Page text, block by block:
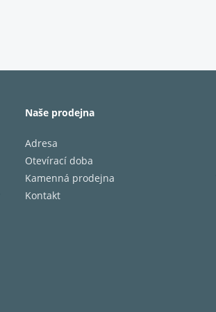
Model
modelové označení 43A6K
série A6K
Naše prodejna
Adresa
Otevírací doba
Kamenná prodejna
Kontakt